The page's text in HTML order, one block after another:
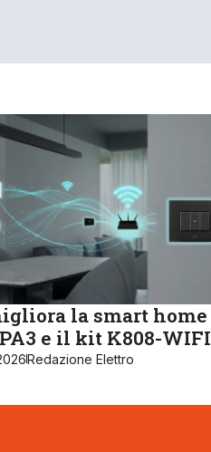
la smart home
e il kit K808-WIFI
Redazione Elettro